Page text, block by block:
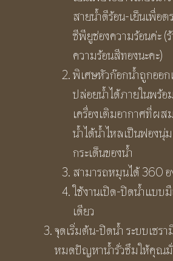
สายน้ำดีร้อน-เย็นเพื่อ
ซีพียูช่องความร้อนค่ะ (
ความร้อนสีทองนะคะ)
พิเศษหัวก๊อกน้ำถูกออก
ปล่อยน้ำได้ภายในพร้
เครื่องเติมอากาศที่ผส
น้ำได้น้ำไหลเป็นฟองนุ่
กระเด็นของน้ำ
สามารถหมุนได้ 360 อ
ใช้งานเปิด-ปิดน้ำแบบ
เดียว
จุดเริ่มต้น-ปิดน้ำ ระบบเซร
หมดปัญหาน้ำรั่วซึมให้คุณมั่